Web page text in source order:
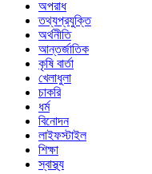
অপরাধ
তথ্যপ্রযুক্তি
অর্থনীতি
আন্তর্জাতিক
কৃষি বার্তা
খেলাধুলা
চাকরি
ধর্ম
বিনোদন
লাইফস্টাইল
শিক্ষা
স্বাস্থ্য